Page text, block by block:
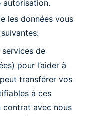
les données vous
de
pour l’aider à
transférer vos
à ces
contrat avec nous